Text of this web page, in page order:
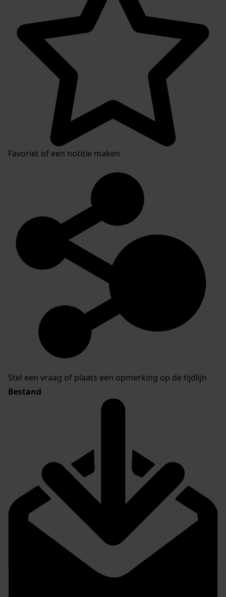
Favoriet of een notitie maken
Stel een vraag of plaats een opmerking op de tijdlijn
Bestand